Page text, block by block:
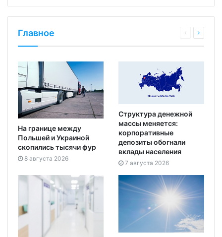
Главное
На границе между
Польшей и Украиной
скопились тысячи фур
8 августа 2026
Структура денежной
массы меняется:
корпоративные
депозиты обогнали
вклады населения
7 августа 2026